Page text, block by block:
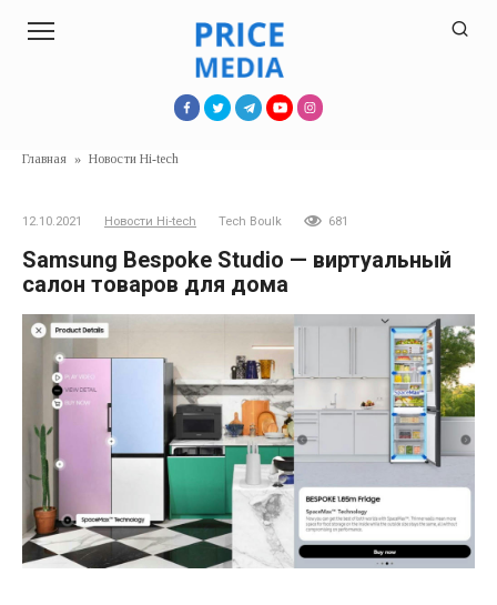
Главная » Новости Hi-tech
12.10.2021 Новости Hi-tech Tech Boulk 681
Samsung Bespoke Studio — виртуальный
салон товаров для дома